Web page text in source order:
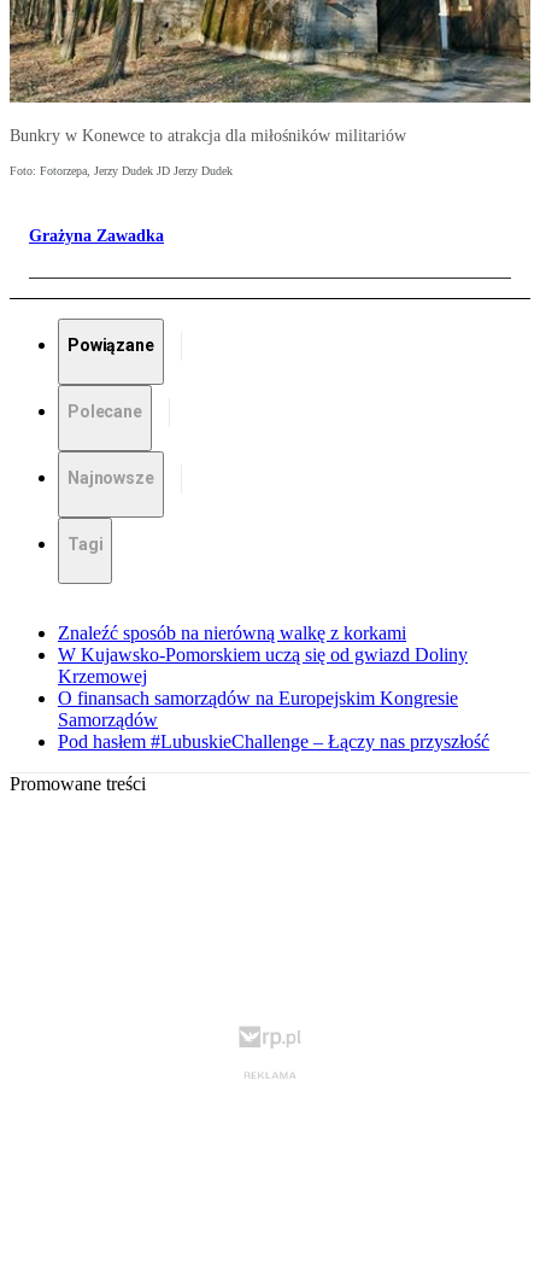
Bunkry w Konewce to atrakcja dla miłośników militariów
Foto: Fotorzepa, Jerzy Dudek JD Jerzy Dudek
Grażyna Zawadka
Powiązane
Polecane
Najnowsze
Tagi
Znaleźć sposób na nierówną walkę z korkami
W Kujawsko-Pomorskiem uczą się od gwiazd Doliny
Krzemowej
O finansach samorządów na Europejskim Kongresie
Samorządów
Pod hasłem #LubuskieChallenge – Łączy nas przyszłość
Promowane treści